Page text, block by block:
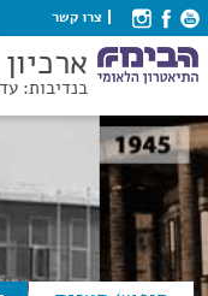
צרו קשר
ארכיון
בנדיבות: